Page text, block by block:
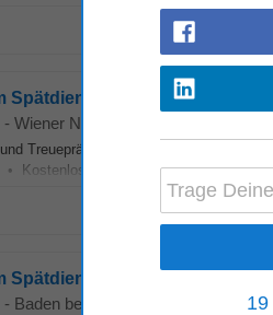
(m/w/d)
- Wiener Neustadt
Treueprämien • Regelmäßige
• Kostenlose Parkplätze für Mitarbeiter
Mehr
(m/w/d)
- Baden bei Wien